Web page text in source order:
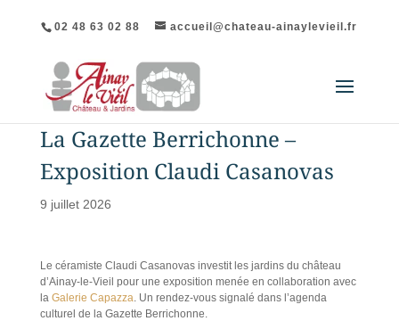
02 48 63 02 88 accueil@chateau-ainaylevieil.fr
La Gazette Berrichonne –
Exposition Claudi Casanovas
9 juillet 2026
Le céramiste Claudi Casanovas investit les jardins du château
d’Ainay-le-Vieil pour une exposition menée en collaboration avec
la Galerie Capazza. Un rendez-vous signalé dans l’agenda
culturel de la Gazette Berrichonne.